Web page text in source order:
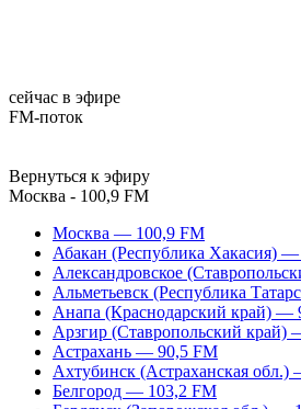
сейчас в эфире
FM-поток
Вернуться к эфиру
Москва - 100,9 FM
Москва — 100,9 FM
Абакан (Республика Хакасия)
Александровское
Альметьевск (Республика
Анапа (Краснодарский край) —
Арзгир (Ставропольский край)
Астрахань — 90,5 FM
Ахтубинск (Астраханская
Белгород — 103,2 FM